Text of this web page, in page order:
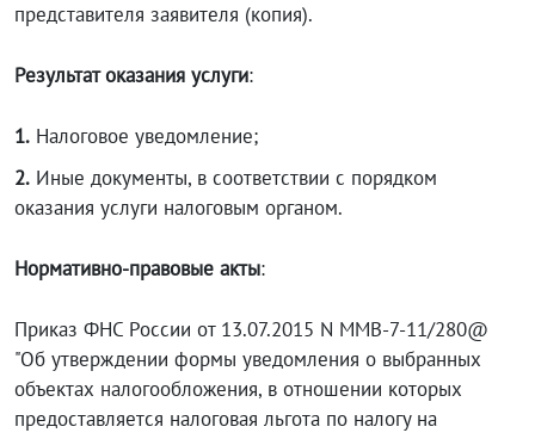
представителя заявителя (копия).
Результат оказания услуги:
1. Налоговое уведомление;
2. Иные документы, в соответствии с порядком
оказания услуги налоговым органом.
Нормативно-правовые акты:
Приказ ФНС России от 13.07.2015 N ММВ-7-11/280@
"Об утверждении формы уведомления о выбранных
объектах налогообложения, в отношении которых
предоставляется налоговая льгота по налогу на